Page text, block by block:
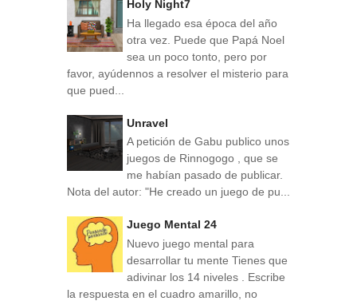
Holy Night7
Ha llegado esa época del año
otra vez. Puede que Papá Noel
sea un poco tonto, pero por
favor, ayúdennos a resolver el misterio para
que pued...
Unravel
A petición de Gabu publico unos
juegos de Rinnogogo , que se
me habían pasado de publicar.
Nota del autor: "He creado un juego de pu...
Juego Mental 24
Nuevo juego mental para
desarrollar tu mente Tienes que
adivinar los 14 niveles . Escribe
la respuesta en el cuadro amarillo, no